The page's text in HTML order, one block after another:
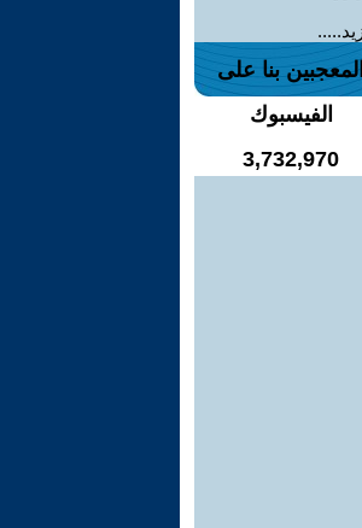
المعجبين بنا على
الفيسبوك
3,732,970